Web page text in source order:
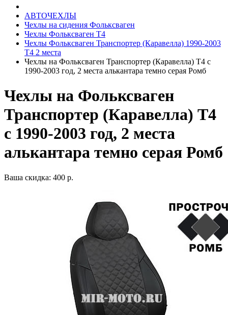
АВТОЧЕХЛЫ
Чехлы на сидения Фольксваген
Чехлы Фольксваген Т4
Чехлы Фольксваген Транспортер (Каравелла) 1990-2003
Т4 2 места
Чехлы на Фольксваген Транспортер (Каравелла) Т4 с
1990-2003 год, 2 места алькантара темно серая Ромб
Чехлы на Фольксваген
Транспортер (Каравелла) Т4
с 1990-2003 год, 2 места
алькантара темно серая Ромб
Ваша скидка: 400 р.